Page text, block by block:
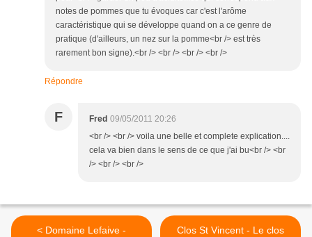
notes de pommes que tu évoques car c'est l'arôme
caractéristique qui se développe quand on a ce genre de
pratique (d'ailleurs, un nez sur la pomme<br /> est très
rarement bon signe).<br /> <br /> <br /> <br />
Répondre
F Fred 09/05/2011 20:26
<br /> <br /> voila une belle et complete explication....
cela va bien dans le sens de ce que j'ai bu<br /> <br
/> <br /> <br />
< Domaine Lefaive -
Clos St Vincent - Le clos